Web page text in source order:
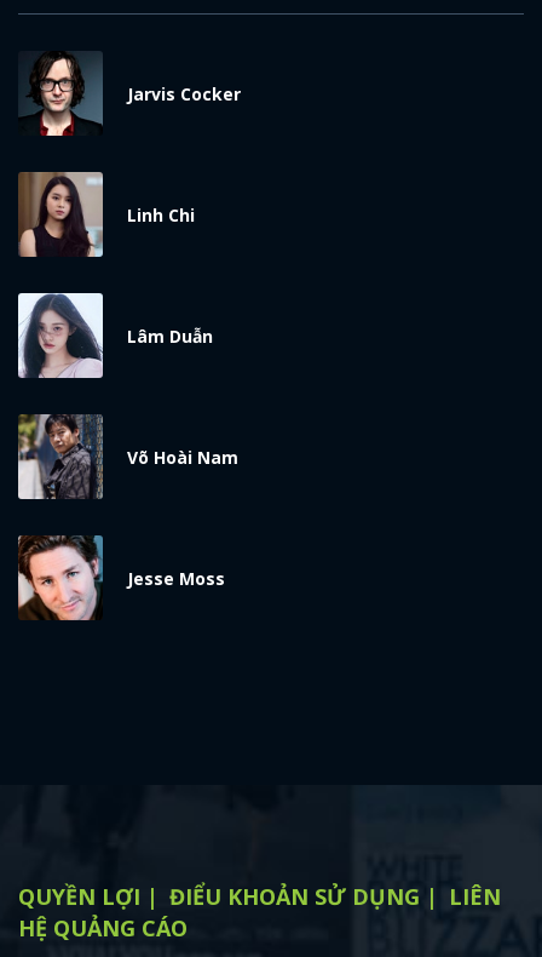
Jarvis Cocker
Linh Chi
Lâm Duẫn
Võ Hoài Nam
Jesse Moss
QUYỀN LỢI ĐIỂU KHOẢN SỬ DỤNG
LIÊN
HỆ QUẢNG CÁO